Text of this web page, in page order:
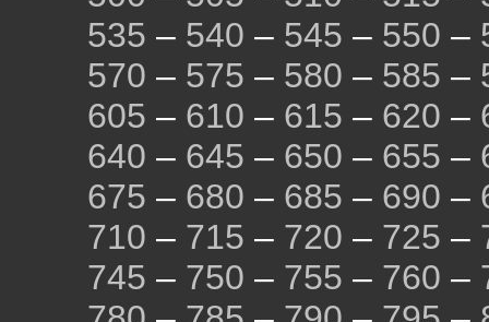
535 – 540 – 545 – 550 –
570 – 575 – 580 – 585 –
605 – 610 – 615 – 620 –
640 – 645 – 650 – 655 –
675 – 680 – 685 – 690 –
710 – 715 – 720 – 725 –
745 – 750 – 755 – 760 –